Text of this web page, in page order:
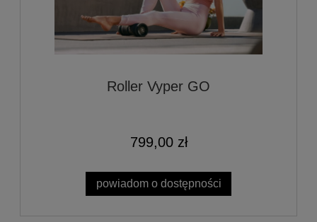
Roller Vyper GO
799,00 zł
powiadom o dostępności